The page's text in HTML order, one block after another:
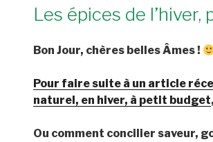
Les épices de
Bon Jour, chères belles Âmes !
Pour faire suite à un article
naturel, en hiver, à petit budget
Ou comment concilier saveur,